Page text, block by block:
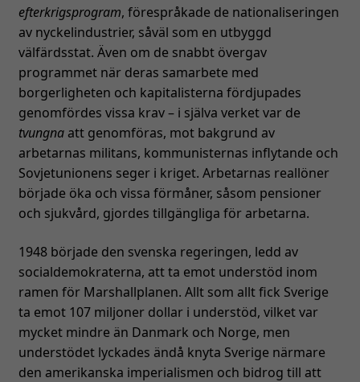
efterkrigsprogram, förespråkade de nationaliseringen
av nyckelindustrier, såväl som en utbyggd
välfärdsstat. Även om de snabbt övergav
programmet när deras samarbete med
borgerligheten och kapitalisterna fördjupades
genomfördes vissa krav – i själva verket var de
tvungnaatt genomföras, mot bakgrund av
arbetarnas militans, kommunisternas inflytande och
Sovjetunionens seger i kriget. Arbetarnas reallöner
började öka och vissa förmåner, såsom pensioner
och sjukvård, gjordes tillgängliga för arbetarna.
1948 började den svenska regeringen, ledd av
socialdemokraterna, att ta emot understöd inom
ramen för Marshallplanen. Allt som allt fick Sverige
ta emot 107 miljoner dollar i understöd, vilket var
mycket mindre än Danmark och Norge, men
understödet lyckades ändå knyta Sverige närmare
den amerikanska imperialismen och bidrog till att